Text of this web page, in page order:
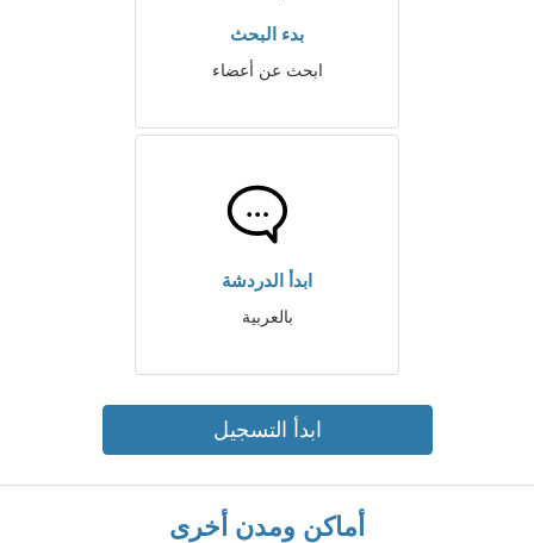
بدء البحث
ابحث عن أعضاء
ابدأ الدردشة
بالعربية
ابدأ التسجيل
أماكن ومدن أخرى